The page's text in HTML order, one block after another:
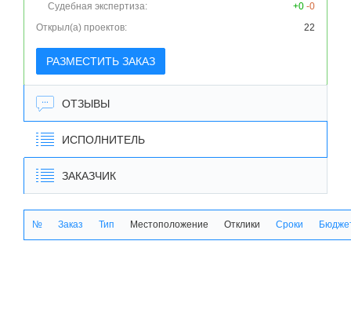
Судебная экспертиза:
+0 -0
Открыл(а) проектов:
22
РАЗМЕСТИТЬ ЗАКАЗ
ОТЗЫВЫ
ИСПОЛНИТЕЛЬ
ЗАКАЗЧИК
№ Заказ Тип Местоположение Отклики Сроки